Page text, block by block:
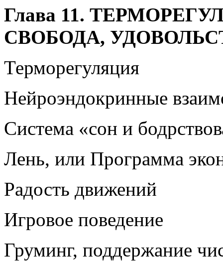
Глава 11.
СВОБОДА,
Терморегуляция
Нейроэндокринные
Система «сон и
Лень, или Программа
Радость движений
Игровое поведение
Груминг, поддержание